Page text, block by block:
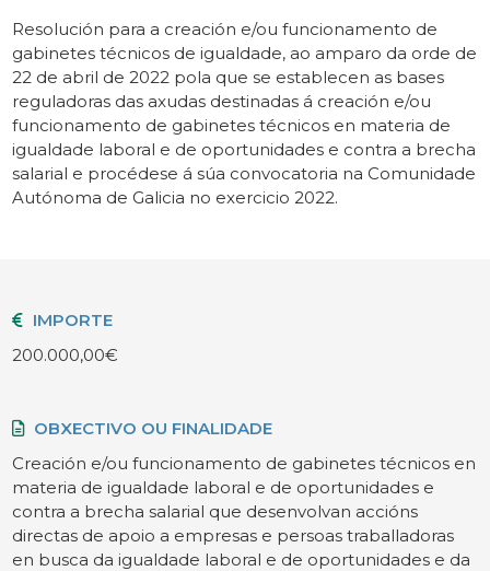
Resolución para a creación e/ou funcionamento de
gabinetes técnicos de igualdade, ao amparo da orde de
22 de abril de 2022 pola que se establecen as bases
reguladoras das axudas destinadas á creación e/ou
funcionamento de gabinetes técnicos en materia de
igualdade laboral e de oportunidades e contra a brecha
salarial e procédese á súa convocatoria na Comunidade
Autónoma de Galicia no exercicio 2022.
IMPORTE
200.000,00€
OBXECTIVO OU FINALIDADE
Creación e/ou funcionamento de gabinetes técnicos en
materia de igualdade laboral e de oportunidades e
contra a brecha salarial que desenvolvan accións
directas de apoio a empresas e persoas traballadoras
en busca da igualdade laboral e de oportunidades e da